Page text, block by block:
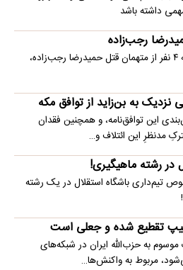
داشته باشد
برخی گزارش‌ها مدعی هستند که ۴ نفر از متهمان قتل حمیدرضا رجب‌زاده،
نزدیک به بن‌زاید از توافق مکه
این توافق‌نامه، و همچنین فقدان
این ائتلاف و…
در رشته ماهیگیری!
تیم‌داری باشگاه استقلال در یک رشته
تقطیع شده و جعلی است
به حزب‌الله ایران در شبکه‌های
مربوط به واکنش‌ها…